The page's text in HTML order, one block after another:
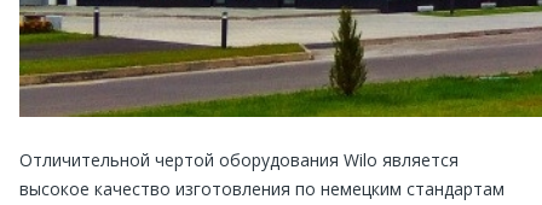
Отличительной чертой оборудования Wilo является
высокое качество изготовления по немецким стандартам